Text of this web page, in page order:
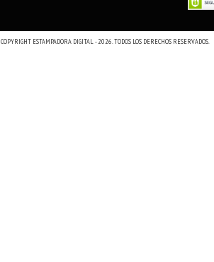
COPYRIGHT ESTAMPADORA DIGITAL - 2026. TODOS LOS DERECHOS RESERVADOS.